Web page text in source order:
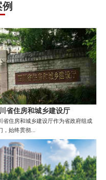
省住房和城乡建设厅
省住房和城乡建设厅作为省政府组成
，始终贯彻...